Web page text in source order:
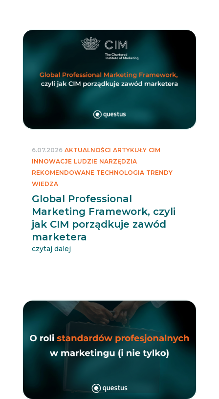
Global Professional
Marketing Framework, czyli
jak CIM porządkuje zawód
marketera
6.07.2026 AKTUALNOŚCI ARTYKUŁY CIM
INNOWACJE LUDZIE NARZĘDZIA
REKOMENDOWANE TECHNOLOGIA TRENDY
WIEDZA
czytaj dalej